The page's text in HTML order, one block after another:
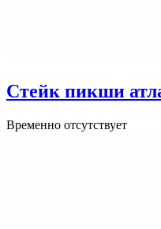
Стейк пикши
Временно отсутствует